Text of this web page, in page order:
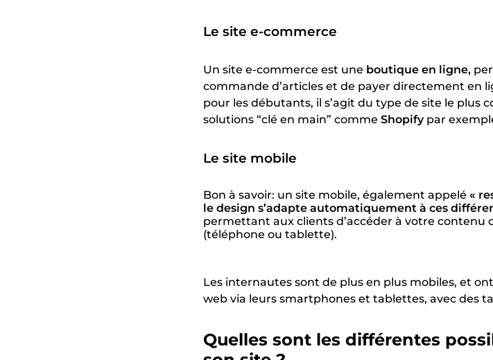
Le site e-commerce
Un site e-commerce est une boutique en ligne,
commande d’articles et de payer directement en
pour les débutants, il s’agit du type de site le plus
solutions “clé en main” comme Shopifypar
Le site mobile
Bon à savoir: un site mobile, également appelé «
le design s’adapte automatiquement à ces
permettant aux clients d’accéder à votre contenu
(téléphone ou tablette).
Les internautes sont de plus en plus mobiles, et
web via leurs smartphones et tablettes, avec des
Quelles sont les différentes